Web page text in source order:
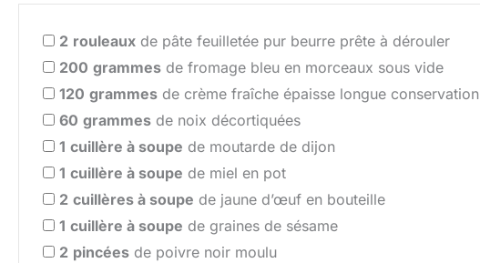
2 rouleaux de pâte feuilletée pur beurre prête à dérouler
200 grammes de fromage bleu en morceaux sous vide
120 grammes de crème fraîche épaisse longue conservation
60 grammes de noix décortiquées
1 cuillère à soupe de moutarde de dijon
1 cuillère à soupe de miel en pot
2 cuillères à soupe de jaune d’œuf en bouteille
1 cuillère à soupe de graines de sésame
2 pincées de poivre noir moulu